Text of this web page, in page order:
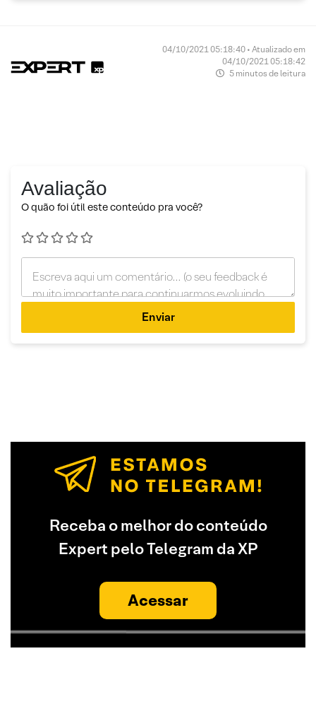
04/10/2021 05:18:40 • Atualizado em
04/10/2021 05:18:42
5 minutos de leitura
Avaliação
O quão foi útil este conteúdo pra você?
Enviar
Receba o melhor do conteúdo
Expert pelo Telegram da XP
Acessar